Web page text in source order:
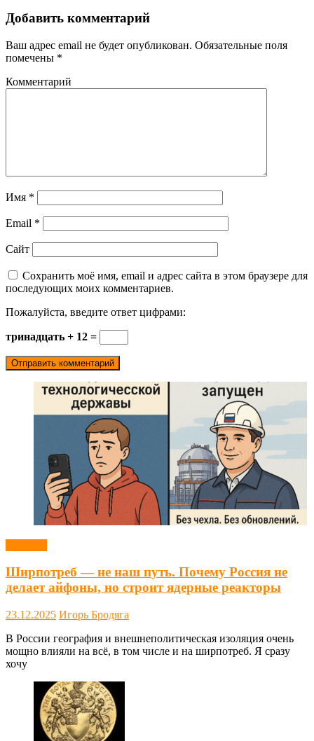
Добавить комментарий
Ваш адрес email не будет опубликован. Обязательные поля
помечены *
Комментарий
Имя *
Email *
Сайт
Сохранить моё имя, email и адрес сайта в этом браузере для
последующих моих комментариев.
Пожалуйста, введите ответ цифрами:
тринадцать + 12 =
Ширпотреб — не наш путь. Почему Россия не
делает айфоны, но строит ядерные реакторы
23.12.2025 Игорь Бродяга
В России география и внешнеполитическая изоляция очень
мощно влияли на всё, в том числе и на ширпотреб. Я сразу
хочу